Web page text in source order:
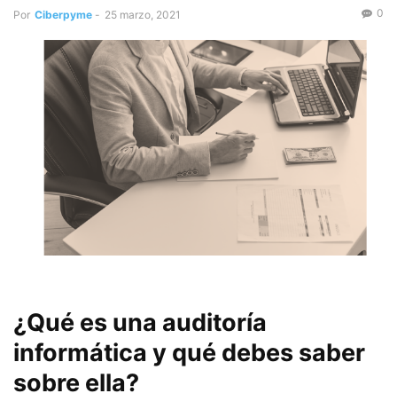
Por Ciberpyme - 25 marzo, 2021 0
¿Qué es una auditoría
informática y qué debes saber
sobre ella?